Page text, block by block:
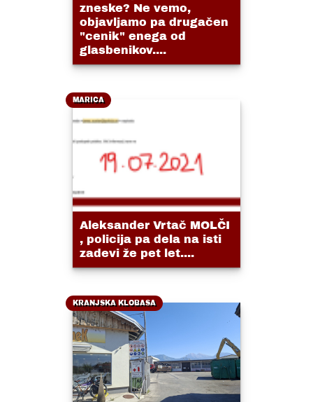
zneske? Ne vemo,
objavljamo pa drugačen
"cenik" enega od
glasbenikov....
MARICA
Aleksander Vrtač MOLČI
, policija pa dela na isti
zadevi že pet let....
KRANJSKA KLOBASA